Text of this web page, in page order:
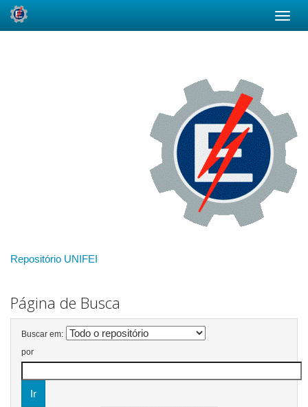
Repositório UNIFEI
Página de Busca
Buscar em:
por